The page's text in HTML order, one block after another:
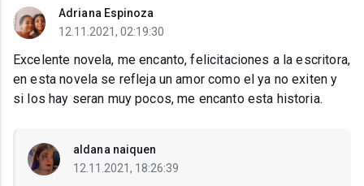
Adriana Espinoza
12.11.2021, 02:19:30
Excelente novela, me encanto, felicitaciones a la escritora,
en esta novela se refleja un amor como el ya no exiten y
si los hay seran muy pocos, me encanto esta historia.
aldana naiquen
12.11.2021, 18:26:39